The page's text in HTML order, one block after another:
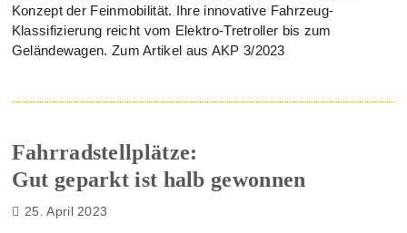
Konzept der Feinmobilität. Ihre innovative Fahrzeug-
Klassifizierung reicht vom Elektro-Tretroller bis zum
Geländewagen. Zum Artikel aus AKP 3/2023
Fahrradstellplätze:
Gut geparkt ist halb gewonnen
25. April 2023